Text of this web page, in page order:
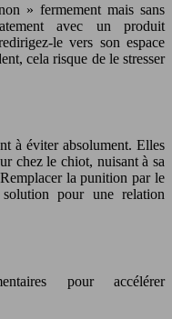
» fermement mais sans
avec un produit
le vers son espace
cela risque de le stresser
à éviter absolument. Elles
chez le chiot, nuisant à sa
la punition par le
pour une relation
pour accélérer